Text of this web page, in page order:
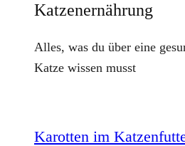
Katzenernährung
Alles, was du über eine
Katze wissen musst
Karotten im